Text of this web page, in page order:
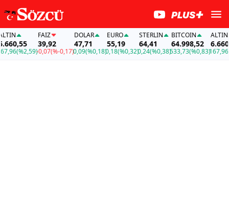
(%2,59)
FAİZ
39,92
-0,07(%-0,17)
DOLAR
47,71
0,09(%0,18)
EURO
55,19
0,18(%0,32)
STERLIN
64,41
0,24(%0,38)
BITCOIN
64.998,52
533,73(%0,83)
ALTIN
6.660,55
167,96